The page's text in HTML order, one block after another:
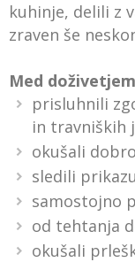
kuhinje, delili z
zraven še
Med
prisluhnili
in travniških
okušali
sledili
samostojno
od tehtanja
okušali